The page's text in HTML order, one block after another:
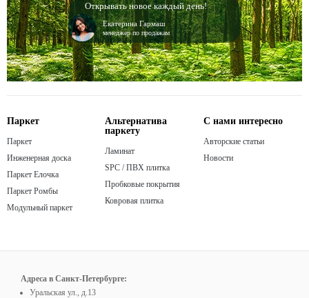
Открывать новое каждый день!
Екатерина Гармаш
менеджер по продажам
Паркет
Паркет
Инженерная доска
Паркет Елочка
Паркет Ромбы
Модульный паркет
Альтернатива
паркету
Ламинат
SPC / ПВХ плитка
Пробковые покрытия
Ковровая плитка
С нами интересно
Авторские статьи
Новости
Адреса в Санкт-Петербурге:
Уральская ул., д.13